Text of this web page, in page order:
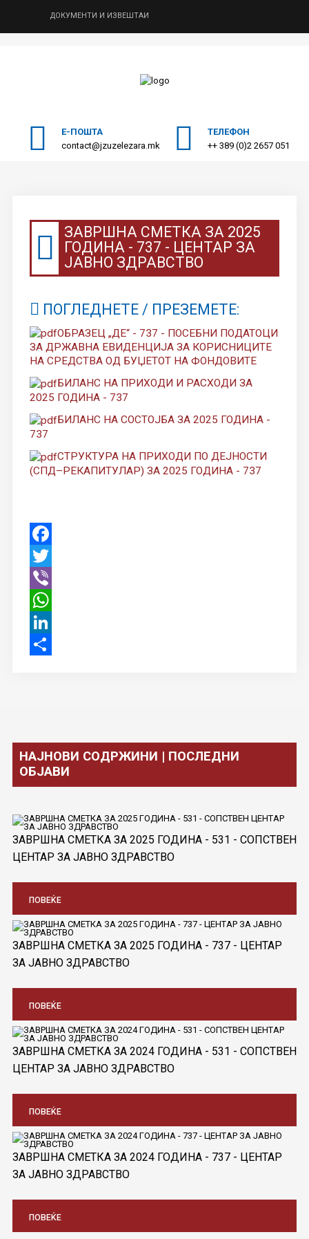
СПЕЦИЈАЛИСТИЧКИ УСЛУГИ
ДОКУМЕНТИ И ИЗВЕШТАИ
Е-ПОШТА
contact@jzuzelezara.mk
ТЕЛЕФОН
++ 389 (0)2 2657 051
ЗАВРШНА СМЕТКА ЗА 2025
ГОДИНА - 737 - ЦЕНТАР ЗА
ЈАВНО ЗДРАВСТВО
ПОГЛЕДНЕТЕ / ПРЕЗЕМЕТЕ:
ОБРАЗЕЦ „ДЕ“ - 737 - ПОСЕБНИ ПОДАТОЦИ
ЗА ДРЖАВНА ЕВИДЕНЦИЈА ЗА КОРИСНИЦИТЕ
НА СРЕДСТВА ОД БУЏЕТОТ НА ФОНДОВИТЕ
БИЛАНС НА ПРИХОДИ И РАСХОДИ ЗА
2025 ГОДИНА - 737
БИЛАНС НА СОСТОЈБА ЗА 2025 ГОДИНА -
737
СТРУКТУРА НА ПРИХОДИ ПО ДЕЈНОСТИ
(СПД–РЕКАПИТУЛАР) ЗА 2025 ГОДИНА - 737
Facebook
Twitter
Viber
WhatsApp
LinkedIn
НАЈНОВИ СОДРЖИНИ | ПОСЛЕДНИ
ОБЈАВИ
ЗАВРШНА СМЕТКА ЗА 2025 ГОДИНА - 531 - СОПСТВЕН
ЦЕНТАР ЗА ЈАВНО ЗДРАВСТВО
ПОВЕЌЕ
ЗАВРШНА СМЕТКА ЗА 2025 ГОДИНА - 737 - ЦЕНТАР
ЗА ЈАВНО ЗДРАВСТВО
ПОВЕЌЕ
ЗАВРШНА СМЕТКА ЗА 2024 ГОДИНА - 531 - СОПСТВЕН
ЦЕНТАР ЗА ЈАВНО ЗДРАВСТВО
ПОВЕЌЕ
ЗАВРШНА СМЕТКА ЗА 2024 ГОДИНА - 737 - ЦЕНТАР
ЗА ЈАВНО ЗДРАВСТВО
ПОВЕЌЕ